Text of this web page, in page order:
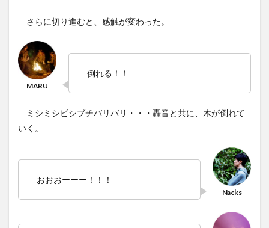
さらに切り進むと、感触が変わった。
倒れる！！
ミシミシビシブチバリバリ・・・轟音と共に、木が倒れて
いく。
おおおーーー！！！